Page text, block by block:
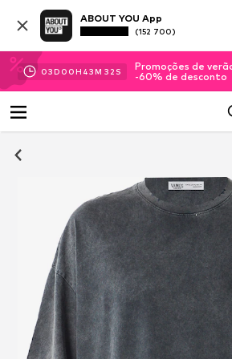
ABOUT YOU App
(152 700)
03D 00H 43M 31 S
Promoções de
-60% de desconto